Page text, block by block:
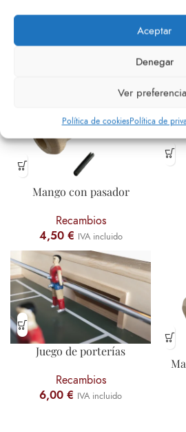
Aceptar
Denegar
Ver
Política de cookiesPolítica de
Abrazadera con tuercas
Recambios
Mango con pasador
Recambios
4,50 € IVA incluido
Juego de porterías
Recambios
6,00 € IVA incluido